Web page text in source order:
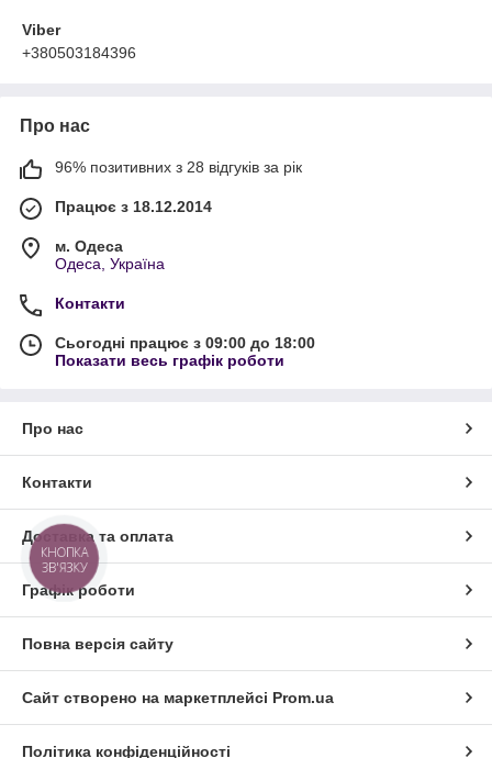
Viber
+380503184396
Про нас
96% позитивних з 28 відгуків за рік
Працює з 18.12.2014
м. Одеса
Одеса, Україна
Контакти
Сьогодні працює з 09:00 до 18:00
Показати весь графік роботи
Про нас
Контакти
Доставка та оплата
Графік роботи
Повна версія сайту
Сайт створено на маркетплейсі Prom.ua
Політика конфіденційності
КНОПКА
ЗВ'ЯЗКУ